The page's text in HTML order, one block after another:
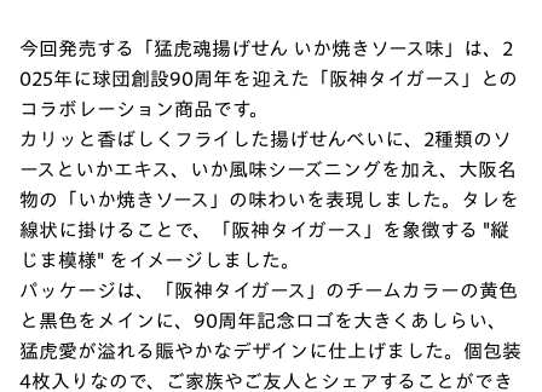
今回発売する「猛虎魂揚げせん いか焼きソース味」は、2
025年に球団創設90周年を迎えた「阪神タイガース」との
コラボレーション商品です。
カリッと香ばしくフライした揚げせんべいに、2種類のソ
ースといかエキス、いか風味シーズニングを加え、大阪名
物の「いか焼きソース」の味わいを表現しました。タレを
線状に掛けることで、「阪神タイガース」を象徴する "縦
じま模様" をイメージしました。
パッケージは、「阪神タイガース」のチームカラーの黄色
と黒色をメインに、90周年記念ロゴを大きくあしらい、
猛虎愛が溢れる賑やかなデザインに仕上げました。個包装
4枚入りなので、ご家族やご友人とシェアすることができ